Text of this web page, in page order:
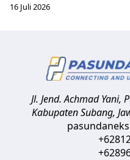
16 Juli 2026
Jl. Jend. Achmad Yani,
Kabupaten Subang,